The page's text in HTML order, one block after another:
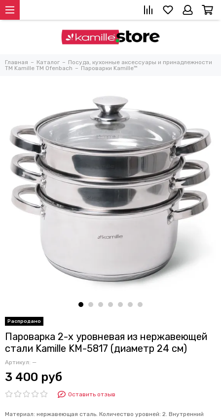
Главная Каталог
Посуда, кухонные аксессуары и принадлежности
TM Kamille TM Ofenbach
Пароварки Kamille™
Пароварка 2-х уровневая из нержавеющей
стали Kamille KM-5817 (диаметр 24 см)
Артикул: —
3 400 руб
Оставить отзыв
Материал: нержавеющая сталь. Количество уровней: 2. Внутренний